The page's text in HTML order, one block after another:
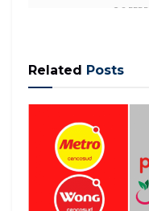
8
quarter of a
alternatives like
nonalcoholic beer.
the U.S. decli…
Related Posts